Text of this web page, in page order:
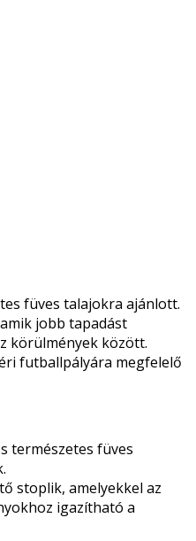
füves talajokra ajánlott.
jobb tapadást
körülmények között.
futballpályára megfelelő
természetes füves
stoplik, amelyekkel az
igazítható a